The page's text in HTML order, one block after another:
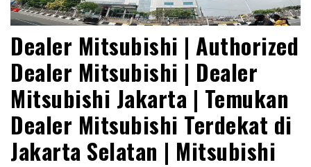
Dealer Mitsubishi | Authorized
Dealer Mitsubishi | Dealer
Mitsubishi Jakarta | Temukan
Dealer Mitsubishi Terdekat di
Jakarta Selatan | Mitsubishi